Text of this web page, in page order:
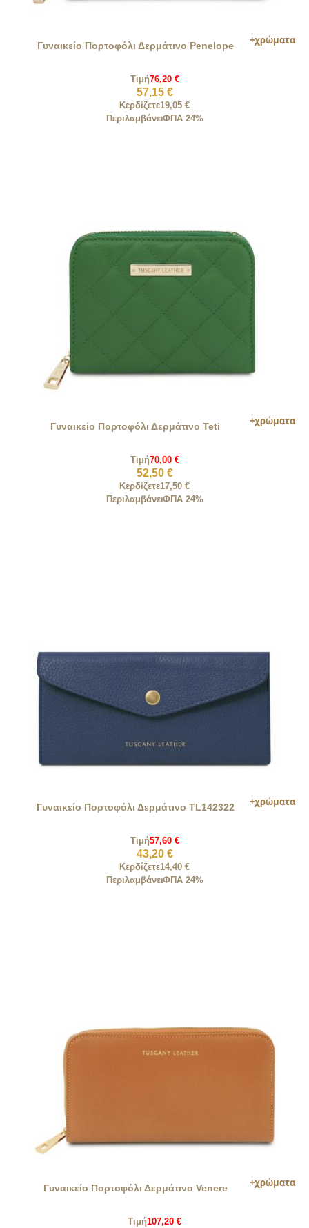
Γυναικείο Πορτοφόλι Δερμάτινο Penelope
Τιμή76,20 €
57,15 €
Κερδίζετε19,05 €
ΠεριλαμβάνειΦΠΑ 24%
Γυναικείο Πορτοφόλι Δερμάτινο Teti
Τιμή70,00 €
52,50 €
Κερδίζετε17,50 €
ΠεριλαμβάνειΦΠΑ 24%
Γυναικείο Πορτοφόλι Δερμάτινο TL142322
Τιμή57,60 €
43,20 €
Κερδίζετε14,40 €
ΠεριλαμβάνειΦΠΑ 24%
Γυναικείο Πορτοφόλι Δερμάτινο Venere
Τιμή107,20 €